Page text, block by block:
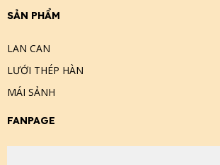
SẢN PHẨM
LAN CAN
LƯỚI THÉP HÀN
MÁI SẢNH
FANPAGE